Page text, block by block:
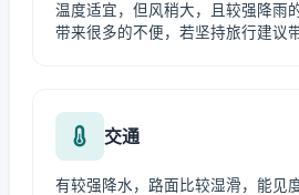
温度适宜，但风稍大，且较强降雨
带来很多的不便，若坚持旅行建议
交通
有较强降水，路面比较湿滑，能见